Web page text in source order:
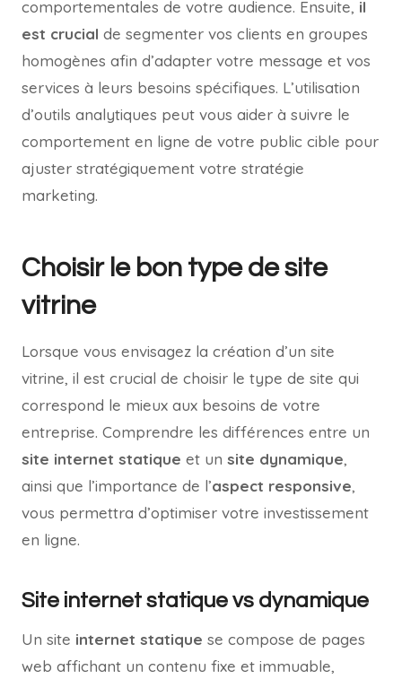
comportementales de votre audience. Ensuite, il
est crucial de segmenter vos clients en groupes
homogènes afin d’adapter votre message et vos
services à leurs besoins spécifiques. L’utilisation
d’outils analytiques peut vous aider à suivre le
comportement en ligne de votre public cible pour
ajuster stratégiquement votre stratégie
marketing.
Choisir le bon type de site
vitrine
Lorsque vous envisagez la création d’un site
vitrine, il est crucial de choisir le type de site qui
correspond le mieux aux besoins de votre
entreprise. Comprendre les différences entre un
site internet statique et un site dynamique,
ainsi que l’importance de l’aspect responsive,
vous permettra d’optimiser votre investissement
en ligne.
Site internet statique vs dynamique
Un site internet statique se compose de pages
web affichant un contenu fixe et immuable,